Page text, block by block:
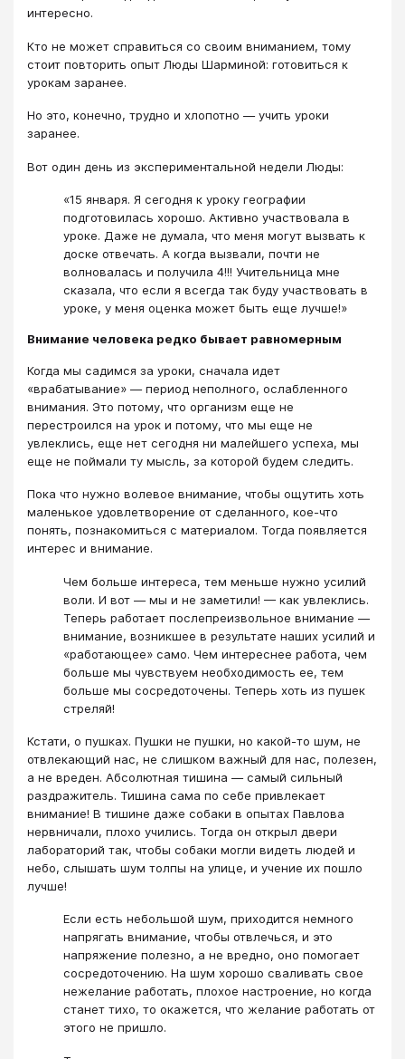
интересно.
Кто не может справиться со своим вниманием, тому
стоит повторить опыт Люды Шарминой: готовиться к
урокам заранее.
Но это, конечно, трудно и хлопотно — учить уроки
заранее.
Вот один день из экспериментальной недели Люды:
«15 января. Я сегодня к уроку географии
подготовилась хорошо. Активно участвовала в
уроке. Даже не думала, что меня могут вызвать к
доске отвечать. А когда вызвали, почти не
волновалась и получила 4!!! Учительница мне
сказала, что если я всегда так буду участвовать в
уроке, у меня оценка может быть еще лучше!»
Внимание человека редко бывает равномерным
Когда мы садимся за уроки, сначала идет
«врабатывание» — период неполного, ослабленного
внимания. Это потому, что организм еще не
перестроился на урок и потому, что мы еще не
увлеклись, еще нет сегодня ни малейшего успеха, мы
еще не поймали ту мысль, за которой будем следить.
Пока что нужно волевое внимание, чтобы ощутить хоть
маленькое удовлетворение от сделанного, кое-что
понять, познакомиться с материалом. Тогда появляется
интерес и внимание.
Чем больше интереса, тем меньше нужно усилий
воли. И вот — мы и не заметили! — как увлеклись.
Теперь работает послепреизвольное внимание —
внимание, возникшее в результате наших усилий и
«работающее» само. Чем интереснее работа, чем
больше мы чувствуем необходимость ее, тем
больше мы сосредоточены. Теперь хоть из пушек
стреляй!
Кстати, о пушках. Пушки не пушки, но какой-то шум, не
отвлекающий нас, не слишком важный для нас, полезен,
а не вреден. Абсолютная тишина — самый сильный
раздражитель. Тишина сама по себе привлекает
внимание! В тишине даже собаки в опытах Павлова
нервничали, плохо учились. Тогда он открыл двери
лабораторий так, чтобы собаки могли видеть людей и
небо, слышать шум толпы на улице, и учение их пошло
лучше!
Если есть небольшой шум, приходится немного
напрягать внимание, чтобы отвлечься, и это
напряжение полезно, а не вредно, оно помогает
сосредоточению. На шум хорошо сваливать свое
нежелание работать, плохое настроение, но когда
станет тихо, то окажется, что желание работать от
этого не пришло.